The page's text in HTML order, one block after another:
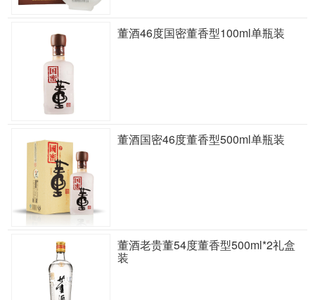
董酒46度国密董香型100ml单瓶装
董酒国密46度董香型500ml单瓶装
董酒老贵董54度董香型500ml*2礼盒
装